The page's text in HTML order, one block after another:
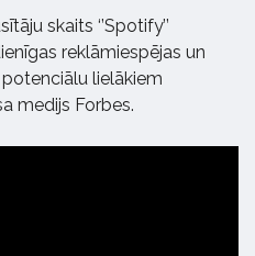
skaits ‘’Spotify’’
reklāmiespējas un
lielākiem
medijs Forbes.